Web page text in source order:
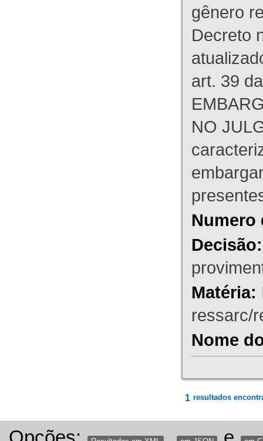
gênero
Decreto
art. 39
NO
Numero
Decisão:
Matéria:
ressarc/
Nome
1 resultados